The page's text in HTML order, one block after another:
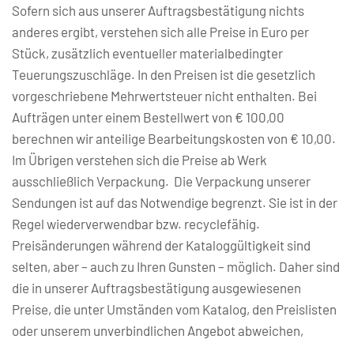
Sofern sich aus unserer Auftragsbestätigung nichts
anderes ergibt, verstehen sich alle Preise in Euro per
Stück, zusätzlich eventueller materialbedingter
Teuerungszuschläge. In den Preisen ist die gesetzlich
vorgeschriebene Mehrwertsteuer nicht enthalten. Bei
Aufträgen unter einem Bestellwert von € 100,00
berechnen wir anteilige Bearbeitungskosten von € 10,00.
Im Übrigen verstehen sich die Preise ab Werk
ausschließlich Verpackung.  Die Verpackung unserer
Sendungen ist auf das Notwendige begrenzt. Sie ist in der
Regel wiederverwendbar bzw. recyclefähig.
Preisänderungen während der Kataloggültigkeit sind
selten, aber – auch zu Ihren Gunsten – möglich. Daher sind
die in unserer Auftragsbestätigung ausgewiesenen
Preise, die unter Umständen vom Katalog, den Preislisten
oder unserem unverbindlichen Angebot abweichen,